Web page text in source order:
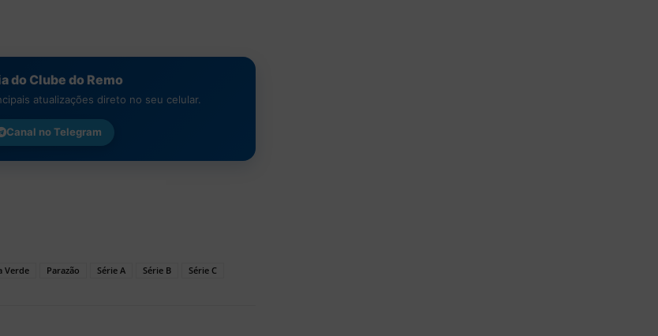
do Clube do Remo
atualizações direto no seu celular.
Canal noTelegram
Verde Parazão Série A Série B Série C